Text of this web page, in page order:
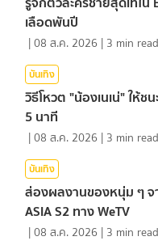
เลือดพันปี
|08 ส.ค. 2026 | 3 min read
บันเทิง
วิธีโหวต "น้องเนเน่" ให้ช
5 นาที
|08 ส.ค. 2026 | 3 min read
บันเทิง
ส่องผลงานของหนุ่ม ๆ จ
ASIA S2 ทาง WeTV
|08 ส.ค. 2026 | 3 min read